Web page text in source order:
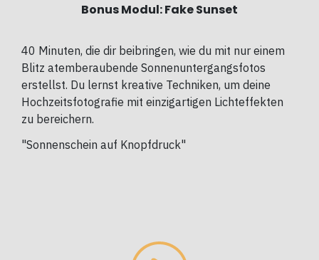
Bonus Modul: Fake Sunset
40 Minuten, die dir beibringen, wie du mit nur einem
Blitz atemberaubende Sonnenuntergangsfotos
erstellst. Du lernst kreative Techniken, um deine
Hochzeitsfotografie mit einzigartigen Lichteffekten
zu bereichern.
"Sonnenschein auf Knopfdruck"